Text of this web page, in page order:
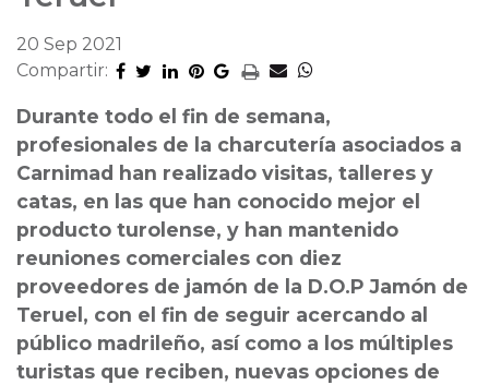
20 Sep 2021
Compartir:
Durante todo el fin de semana,
profesionales de la charcutería asociados a
Carnimad han realizado visitas, talleres y
catas, en las que han conocido mejor el
producto turolense, y han mantenido
reuniones comerciales con diez
proveedores de jamón de la D.O.P Jamón de
Teruel, con el fin de seguir acercando al
público madrileño, así como a los múltiples
turistas que reciben, nuevas opciones de